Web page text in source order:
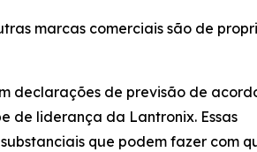
marcas comerciais são de
declarações de previsão de
de liderança da Lantronix. Essas
que podem fazer com